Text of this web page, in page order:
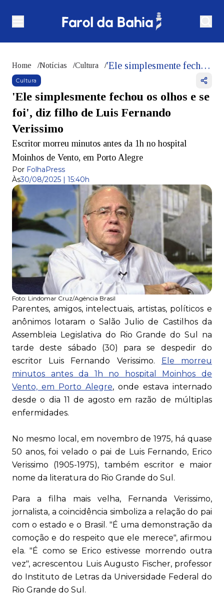
Home /Notícias /Cultura / 'Ele simplesmente fechou os olhos e se foi', diz filho de Luis Fernando Verissimo
Cultura
'Ele simplesmente fechou os olhos e se
foi', diz filho de Luis Fernando
Verissimo
Escritor morreu minutos antes da 1h no hospital
Moinhos de Vento, em Porto Alegre
Por FolhaPress
Às30/08/2025 | 15:40h
Foto: Lindomar Cruz/Agência Brasil
Parentes, amigos, intelectuais, artistas, políticos e
anônimos lotaram o Salão Julio de Castilhos da
Assembleia Legislativa do Rio Grande do Sul na
tarde deste sábado (30) para se despedir do
escritor Luis Fernando Verissimo.
Ele morreu
minutos antes da 1h no hospital Moinhos de
Vento, em Porto Alegre, onde estava internado
desde o dia 11 de agosto em razão de múltiplas
enfermidades.
No mesmo local, em novembro de 1975, há quase
50 anos, foi velado o pai de Luis Fernando, Erico
Verissimo (1905-1975), também escritor e maior
nome da literatura do Rio Grande do Sul.
Para a filha mais velha, Fernanda Verissimo,
jornalista, a coincidência simboliza a relação do pai
com o estado e o Brasil. "É uma demonstração da
comoção e do respeito que ele merece", afirmou
ela. "É como se Erico estivesse morrendo outra
vez", acrescentou Luis Augusto Fischer, professor
do Instituto de Letras da Universidade Federal do
Rio Grande do Sul.